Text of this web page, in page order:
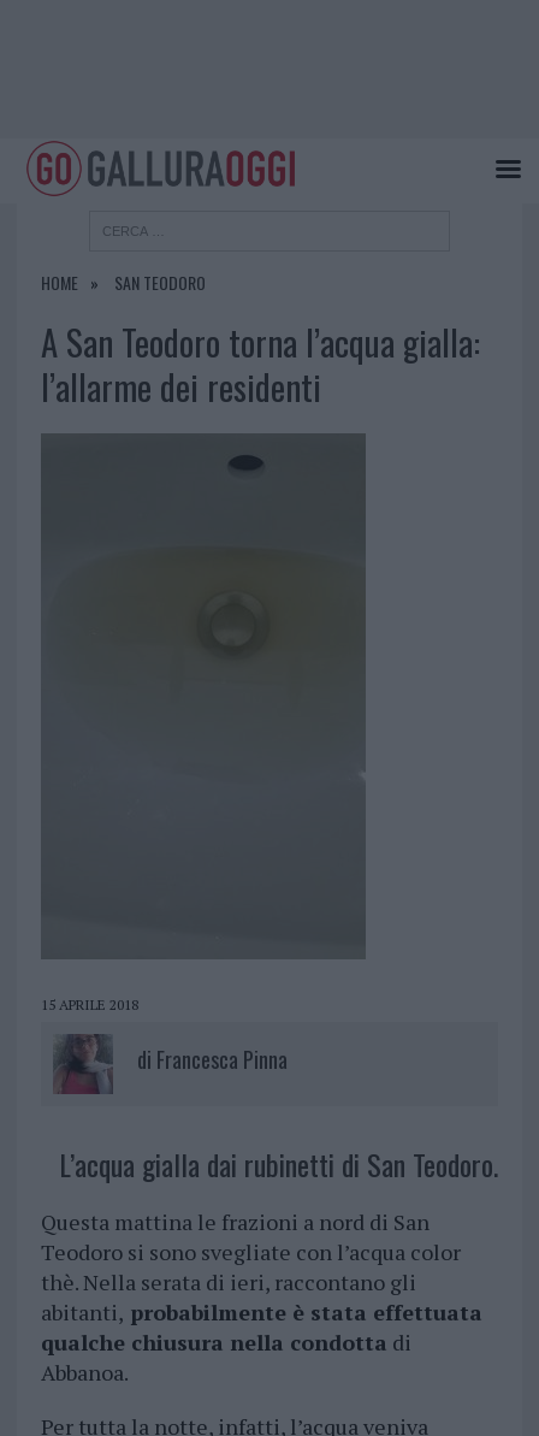
HOME SAN TEODORO
A San Teodoro torna l’acqua gialla:
l’allarme dei residenti
15 APRILE 2018
di Francesca Pinna
L’acqua gialla dai rubinetti di San Teodoro.
Questa mattina le frazioni a nord di San
Teodoro si sono svegliate con l’acqua color
thè. Nella serata di ieri, raccontano gli
abitanti, probabilmente è stata effettuata
qualche chiusura nella condotta di
Abbanoa.
Per tutta la notte, infatti, l’acqua veniva